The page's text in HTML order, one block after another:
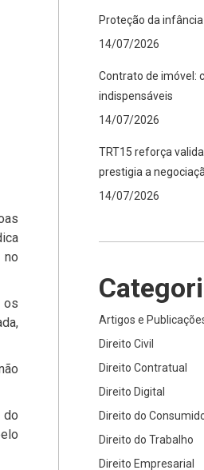
no
os
do
Proteção da
14/07/2026
Contrato de imóvel:
indispensáveis
14/07/2026
TRT15 reforça
prestigia a
14/07/2026
Artigos e
Direito Civil
Direito Contratual
Direito Digital
Direito do
Direito do Trabalho
Direito Empresarial